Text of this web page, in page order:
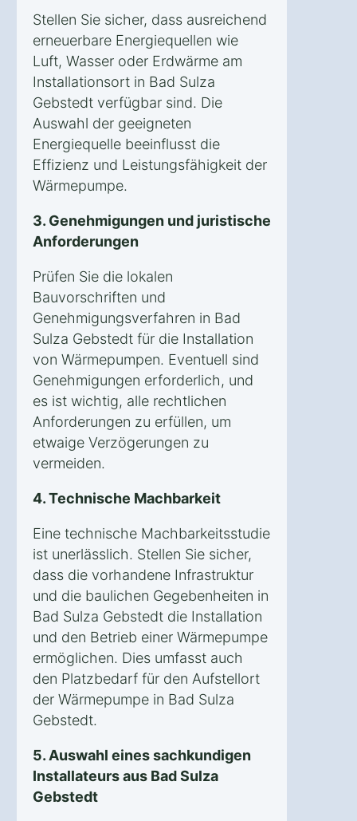
Stellen Sie sicher, dass ausreichend
erneuerbare Energiequellen wie
Luft, Wasser oder Erdwärme am
Installationsort in Bad Sulza
Gebstedt verfügbar sind. Die
Auswahl der geeigneten
Energiequelle beeinflusst die
Effizienz und Leistungsfähigkeit der
Wärmepumpe.
3. Genehmigungen und juristische
Anforderungen
Prüfen Sie die lokalen
Bauvorschriften und
Genehmigungsverfahren in Bad
Sulza Gebstedt für die Installation
von Wärmepumpen. Eventuell sind
Genehmigungen erforderlich, und
es ist wichtig, alle rechtlichen
Anforderungen zu erfüllen, um
etwaige Verzögerungen zu
vermeiden.
4. Technische Machbarkeit
Eine technische Machbarkeitsstudie
ist unerlässlich. Stellen Sie sicher,
dass die vorhandene Infrastruktur
und die baulichen Gegebenheiten in
Bad Sulza Gebstedt die Installation
und den Betrieb einer Wärmepumpe
ermöglichen. Dies umfasst auch
den Platzbedarf für den Aufstellort
der Wärmepumpe in Bad Sulza
Gebstedt.
5. Auswahl eines sachkundigen
Installateurs aus Bad Sulza
Gebstedt